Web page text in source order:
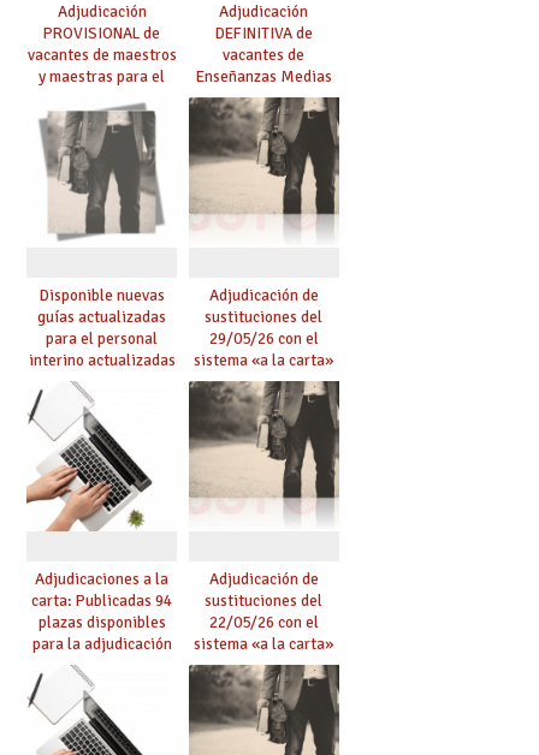
Adjudicación
PROVISIONAL de
vacantes de maestros
y maestras para el
curso 26-27
Adjudicación
DEFINITIVA de
vacantes de
Enseñanzas Medias
para el curso 26-27
Disponible nuevas
guías actualizadas
para el personal
interino actualizadas
para el curso 26/27
Adjudicación de
sustituciones del
29/05/26 con el
sistema «a la carta»
conseguido con el
Acuerdo de Mejoras
Adjudicaciones a la
carta: Publicadas 94
plazas disponibles
para la adjudicación
de mañana y abierto
plazo de solicitudes
Adjudicación de
sustituciones del
22/05/26 con el
sistema «a la carta»
conseguido con el
Acuerdo de Mejoras